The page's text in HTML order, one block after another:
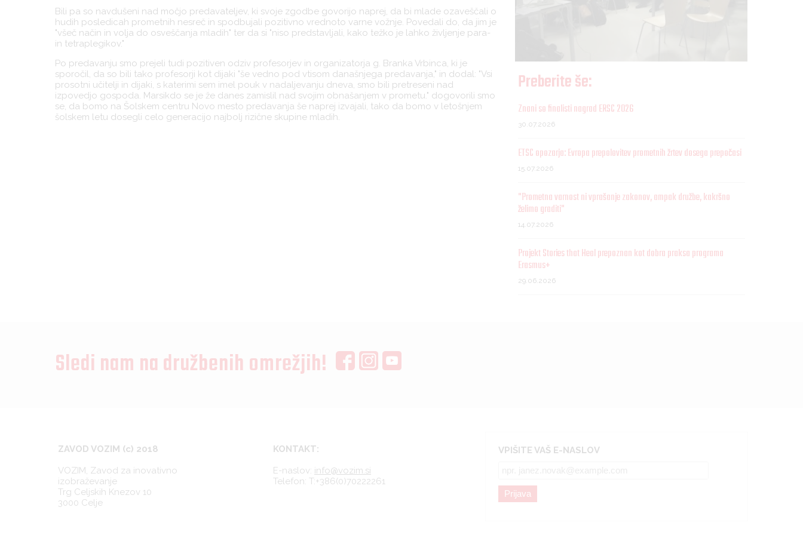
Bili pa so navdušeni nad močjo predavateljev, ki svoje zgodbe govorijo naprej, da bi mlade ozaveščali o
hudih posledicah prometnih nesreč in spodbujali pozitivno vrednoto varne vožnje. Povedali do, da jim je
"všeč način in volja do osveščanja mladih" ter da si "niso predstavljali, kako težko je lahko življenje para-
in tetraplegikov."
Po predavanju smo prejeli tudi pozitiven odziv profesorjev in organizatorja g. Branka Vrbinca, ki je
sporočil, da so bili tako profesorji kot dijaki "še vedno pod vtisom današnjega predavanja," in dodal: "Vsi
prosotni učitelji in dijaki, s katerimi sem imel pouk v nadaljevanju dneva, smo bili pretreseni nad
izpovedjo gospoda. Marsikdo se je že danes zamislil nad svojim obnašanjem v prometu." dogovorili smo
se, da bomo na Šolskem centru Novo mesto predavanja še naprej izvajali, tako da bomo v letošnjem
šolskem letu dosegli celo generacijo najbolj rizične skupine mladih.
Preberite še:
Znani so finalisti nagrad ERSC 2026
30.07.2026
ETSC opozarja: Evropa prepolovitev prometnih žrtev dosega prepočasi
15.07.2026
"Prometna varnost ni vprašanje zakonov, ampak družbe, kakršno
želimo graditi"
14.07.2026
Projekt Stories that Heal prepoznan kot dobra praksa programa
Erasmus+
29.06.2026
Sledi nam na družbenih omrežjih!
ZAVOD VOZIM (c) 2018
VOZIM, Zavod za inovativno
izobraževanje
Trg Celjskih Knezov 10
3000 Celje
KONTAKT:
E-naslov: info@vozim.si
Telefon: T:+386(0)70222261
VPIŠITE VAŠ E-NASLOV
Prijava